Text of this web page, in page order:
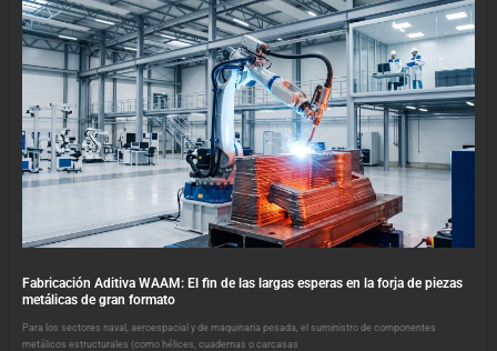
Fabricación Aditiva WAAM: El fin de las largas esperas en la forja de piezas
metálicas de gran formato
Para los sectores naval, aeroespacial y de maquinaria pesada, el suministro de componentes
metálicos estructurales (como hélices, cuadernas o carcasas